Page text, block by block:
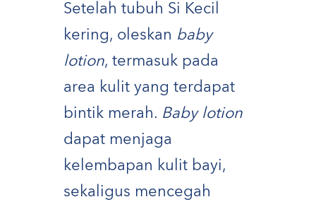
Setelah tubuh Si Kecil
kering, oleskan baby
lotion, termasuk pada
area kulit yang terdapat
bintik merah. Baby lotion
dapat menjaga
kelembapan kulit bayi,
sekaligus mencegah